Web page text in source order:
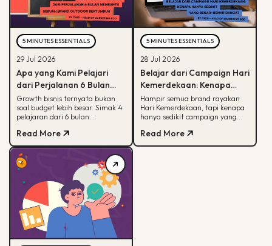
5 MINUTES ESSENTIALS
29 Jul 2026
Apa yang Kami Pelajari
dari Perjalanan 6 Bulan
Membantu Sebuah Brand
Outdoor Bertumbuh
Growth bisnis ternyata bukan
soal budget lebih besar. Simak 4
pelajaran dari 6 bulan
memahami peran tiap channel
marketing
Read More
5 MINUTES ESSENTIALS
28 Jul 2026
Belajar dari Campaign Hari
Kemerdekaan: Kenapa
Hanya Sedikit yang Benar-
Benar Diingat?
Hampir semua brand rayakan
Hari Kemerdekaan, tapi kenapa
hanya sedikit campaign yang
untuk bikin campaign yang
bermakna.
Read More